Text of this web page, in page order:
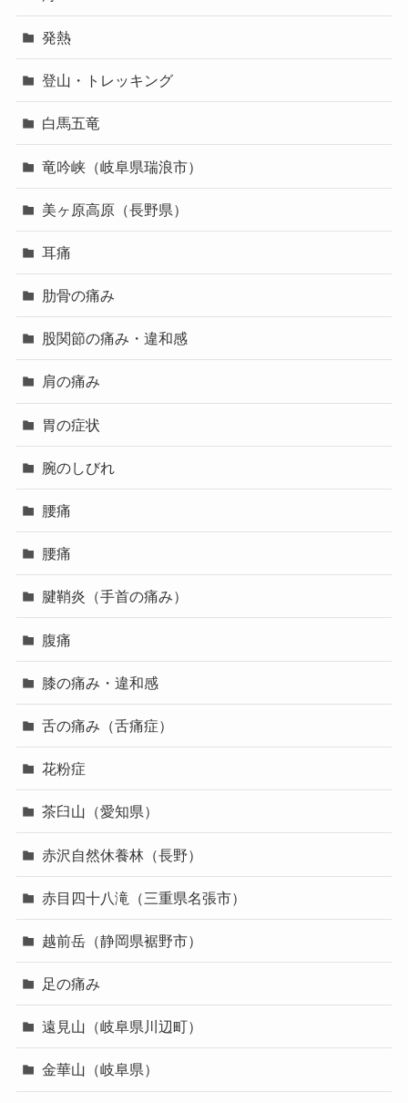
発熱
登山・トレッキング
白馬五竜
竜吟峡（岐阜県瑞浪市）
美ヶ原高原（長野県）
耳痛
肋骨の痛み
股関節の痛み・違和感
肩の痛み
胃の症状
腕のしびれ
腰痛
腰痛
腱鞘炎（手首の痛み）
腹痛
膝の痛み・違和感
舌の痛み（舌痛症）
花粉症
茶臼山（愛知県）
赤沢自然休養林（長野）
赤目四十八滝（三重県名張市）
越前岳（静岡県裾野市）
足の痛み
遠見山（岐阜県川辺町）
金華山（岐阜県）